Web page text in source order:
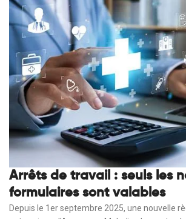
Arrêts de travail : seuls les
formulaires sont valables
Depuis le 1er septembre 2025, une nouvelle